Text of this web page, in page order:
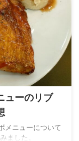
ューのリブ
メニューについて
ました。​